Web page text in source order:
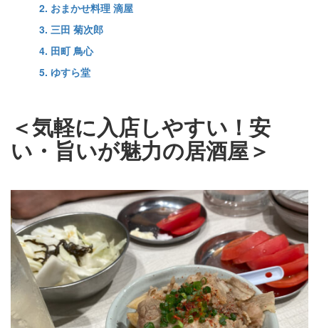
2. おまかせ料理 滴屋
3. 三田 菊次郎
4. 田町 鳥心
5. ゆすら堂
＜気軽に入店しやすい！安
い・旨いが魅力の居酒屋＞